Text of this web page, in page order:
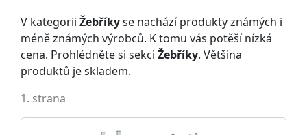
V kategorii Žebříkyse nachází produkty známých i
méně známých výrobců. K tomu vás potěší nízká
cena. Prohlédněte si sekci Žebříky. Většina
produktů je skladem.
1. strana